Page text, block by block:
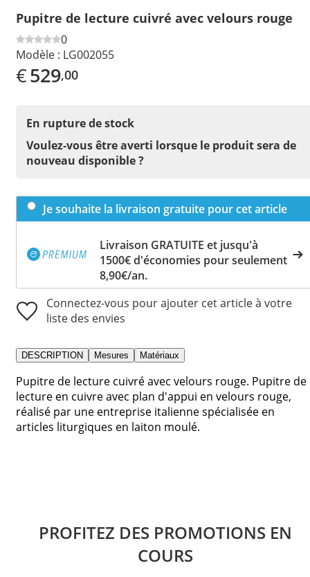
Pupitre de lecture cuivré avec velours rouge
0
Modèle : LG002055
€529,00
En rupture de stock
Voulez-vous être averti lorsque le produit sera de
nouveau disponible ?
Je souhaite la livraison gratuite pour cet article
Livraison GRATUITE et jusqu'à
1500€ d'économies pour seulement
8,90€/an.
Connectez-vous pour ajouter cet article à votre
liste des envies
DESCRIPTION Mesures Matériaux
Pupitre de lecture cuivré avec velours rouge. Pupitre de
lecture en cuivre avec plan d'appui en velours rouge,
réalisé par une entreprise italienne spécialisée en
articles liturgiques en laiton moulé.
PROFITEZ DES PROMOTIONS EN
COURS